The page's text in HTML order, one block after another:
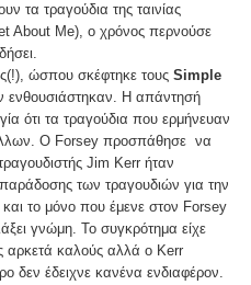
τα τραγούδια της ταινίας
About Me), ο χρόνος περνούσε
ώσπου σκέφτηκε τους Simple
ενθουσιάστηκαν. Η απάντησή
ότι τα τραγούδια που ερμήνευαν
άλλων. Ο Forsey προσπάθησε να
Jim Kerr ήταν
των τραγουδιών για την
και το μόνο που έμενε στον Forsey
γνώμη. Το συγκρότημα είχε
αρκετά καλούς αλλά ο Kerr
δεν έδειχνε κανένα ενδιαφέρον.